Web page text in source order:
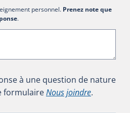
personnel. Prenez note que
.
à une question de nature
formulaireNous joindre.